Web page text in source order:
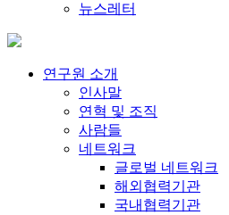
뉴스레터
연구원 소개
인사말
연혁 및 조직
사람들
네트워크
글로벌 네트워크
해외협력기관
국내협력기관